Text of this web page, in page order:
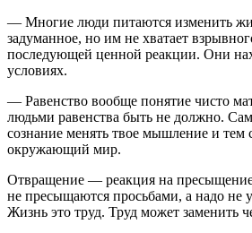
— Многие люди питаются изменить
задуманное, но им не хватает
последующей ценной реакции. Они
условиях.
— Равенство вообще понятие чисто
людьми равенства быть не должно.
сознание менять твое мышление и тем
окружающий мир.
Отвращение — реакция на
не пресыщаются просьбами, а надо не
Жизнь это труд. Труд может заменить